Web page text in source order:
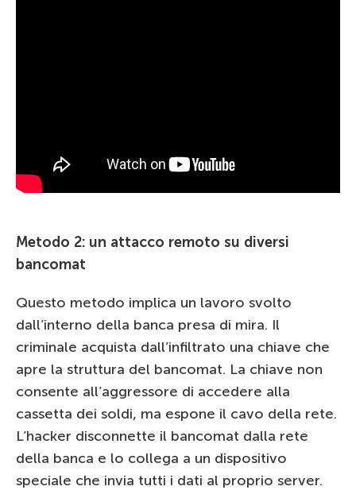
Metodo 2: un attacco remoto su diversi
bancomat
Questo metodo implica un lavoro svolto
dall’interno della banca presa di mira. Il
criminale acquista dall’infiltrato una chiave che
apre la struttura del bancomat. La chiave non
consente all’aggressore di accedere alla
cassetta dei soldi, ma espone il cavo della rete.
L’hacker disconnette il bancomat dalla rete
della banca e lo collega a un dispositivo
speciale che invia tutti i dati al proprio server.